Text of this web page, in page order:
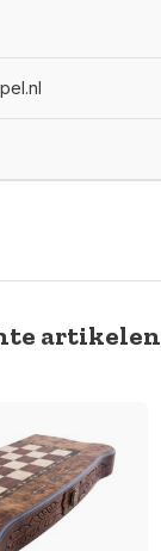
artikelen